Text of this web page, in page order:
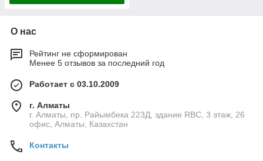
О нас
Рейтинг не сформирован
Менее 5 отзывов за последний год
Работает с 03.10.2009
г. Алматы
г. Алматы, пр. Райымбека 223Д, здание RBC, 3 этаж, 26
офис, Алматы, Казахстан
Контакты